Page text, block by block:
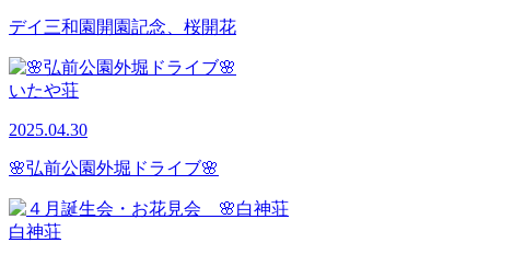
デイ三和園開園記念、桜開花
いたや荘
2025.04.30
🌸弘前公園外堀ドライブ🌸
白神荘